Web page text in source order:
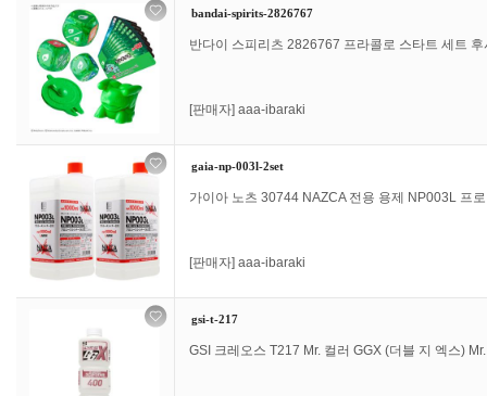
bandai-spirits-2826767
반다이 스피리츠 2826767 프라콜로 스타트 세트
[판매자] aaa-ibaraki
gaia-np-003l-2set
가이아 노츠 30744 NAZCA 전용 용제 NP003L 프
[판매자] aaa-ibaraki
gsi-t-217
GSI 크레오스 T217 Mr. 컬러 GGX (더블 지 엑스)